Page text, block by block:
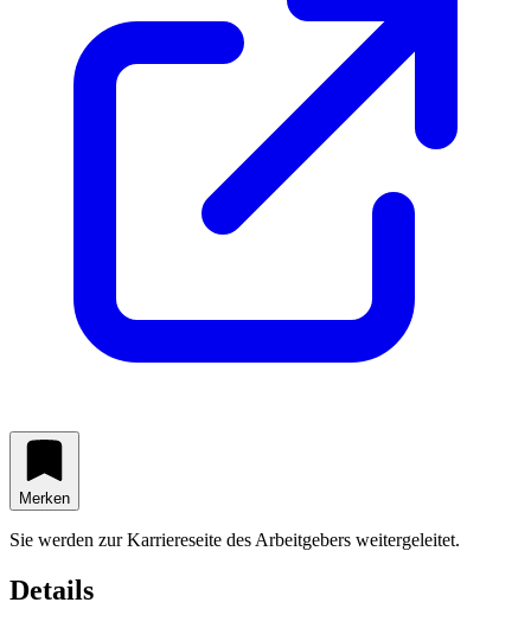
Merken
Sie werden zur Karriereseite des Arbeitgebers weitergeleitet.
Details